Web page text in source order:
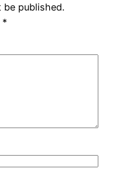
be published.
*